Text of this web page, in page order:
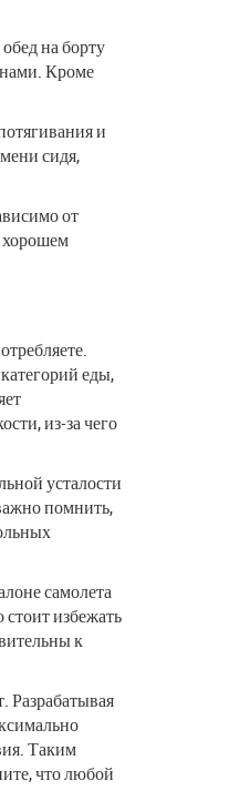
на борту
Кроме
и
сидя,
от
хорошем
еды,
из-за чего
усталости
помнить,
самолета
избежать
к
Разрабатывая
Таким
что любой